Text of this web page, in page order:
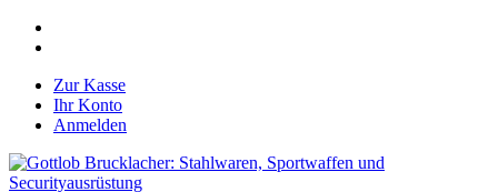
Zur Kasse
Ihr Konto
Anmelden